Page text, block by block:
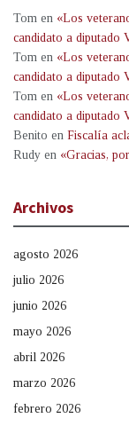
Tom en «Los
candidato a diputado
Tom en «Los
candidato a diputado
Tom en «Los
candidato a diputado
Benito en Fiscalía
Rudy en «Gracias,
Archivos
agosto 2026
julio 2026
junio 2026
mayo 2026
abril 2026
marzo 2026
febrero 2026